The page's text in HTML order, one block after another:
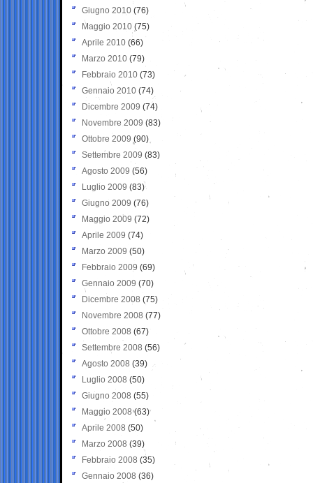
Giugno 2010 (76)
Maggio 2010 (75)
Aprile 2010 (66)
Marzo 2010 (79)
Febbraio 2010 (73)
Gennaio 2010 (74)
Dicembre 2009 (74)
Novembre 2009 (83)
Ottobre 2009 (90)
Settembre 2009 (83)
Agosto 2009 (56)
Luglio 2009 (83)
Giugno 2009 (76)
Maggio 2009 (72)
Aprile 2009 (74)
Marzo 2009 (50)
Febbraio 2009 (69)
Gennaio 2009 (70)
Dicembre 2008 (75)
Novembre 2008 (77)
Ottobre 2008 (67)
Settembre 2008 (56)
Agosto 2008 (39)
Luglio 2008 (50)
Giugno 2008 (55)
Maggio 2008(63)
Aprile 2008 (50)
Marzo 2008 (39)
Febbraio 2008 (35)
Gennaio 2008 (36)